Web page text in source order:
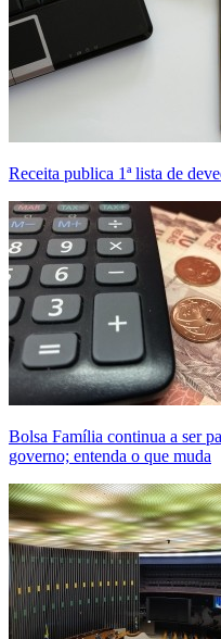
Receita publica 1ª lista de
Bolsa Família continua a ser
governo; entenda o que muda